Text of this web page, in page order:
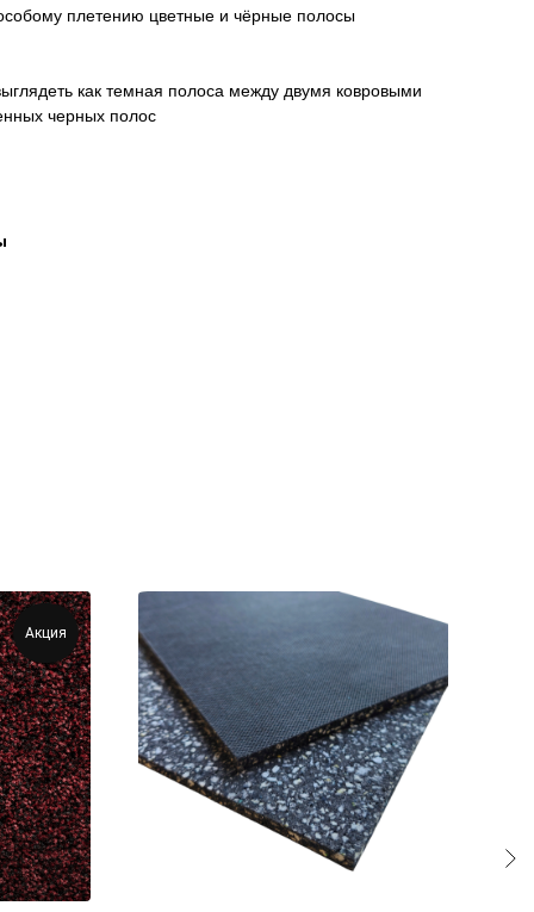
плетению цветные и чёрные полосы
как темная полоса между двумя ковровыми
черных полос
Акция